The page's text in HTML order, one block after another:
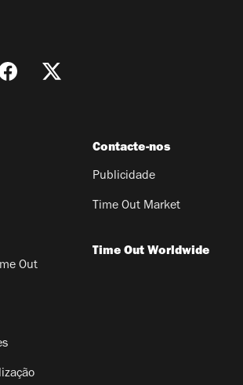
Out
Contacte-nos
Publicidade
Time Out Market
Time Out Worldwide